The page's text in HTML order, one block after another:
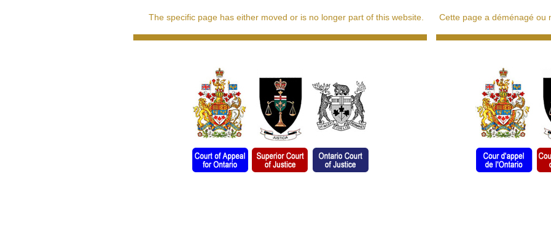
The specific page has either moved or is no longer part of this website. Cette page a déménagé ou